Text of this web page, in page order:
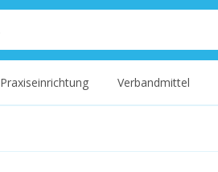
Praxiseinrichtung Verbandmittel